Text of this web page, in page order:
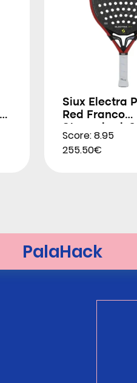
Siux Electra
Red Franco
Score: 8.95
255.50€